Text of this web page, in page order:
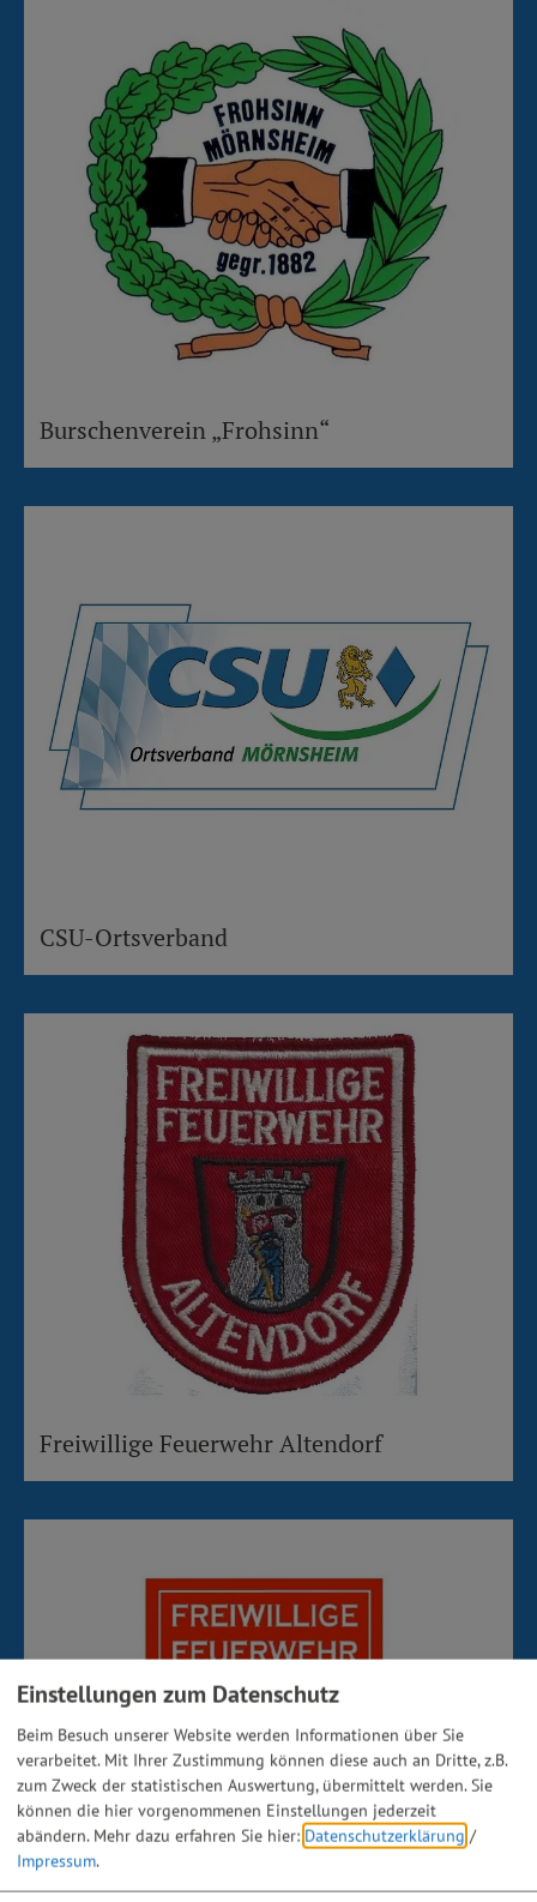
Burschenverein „Frohsinn“
CSU-Ortsverband
Freiwillige Feuerwehr Altendorf
Einstellungen zum Datenschutz
Beim Besuch unserer Website werden Informationen über Sie
verarbeitet. Mit Ihrer Zustimmung können diese auch an Dritte, z.B.
zum Zweck der statistischen Auswertung, übermittelt werden. Sie
können die hier vorgenommenen Einstellungen jederzeit
abändern. Mehr dazu erfahren Sie hier: Datenschutzerklärung /
Impressum.